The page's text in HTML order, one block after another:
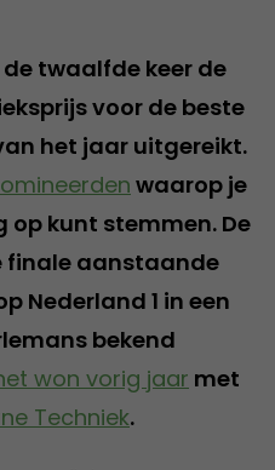
twaalfde keer de
voor de beste
het jaar uitgereikt.
waarop je
kunt stemmen. De
finale aanstaande
Nederland 1 in een
bekend
won vorig jaar met
Techniek.